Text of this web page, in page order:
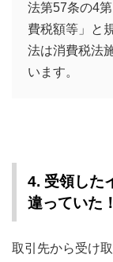
法第57条の4
費税額等」と
法は消費税法
います。
4. 受領した
違っていた
取引先から受け